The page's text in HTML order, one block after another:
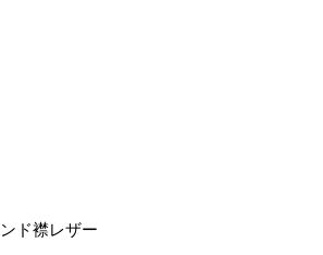
ド襟レザー